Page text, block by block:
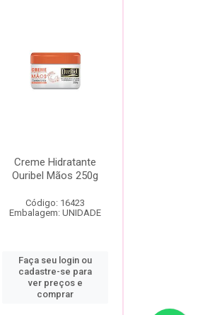
Creme Hidratante
Ouribel Mãos 250g
Código: 16423
Embalagem: UNIDADE
Faça seu login ou
cadastre-se para
ver preços e
comprar